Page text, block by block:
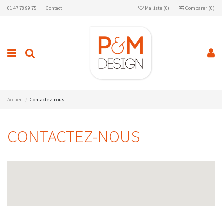
01 47 78 99 75 Contact Ma liste (0) Comparer (0)
Accueil Contactez-nous
CONTACTEZ-NOUS